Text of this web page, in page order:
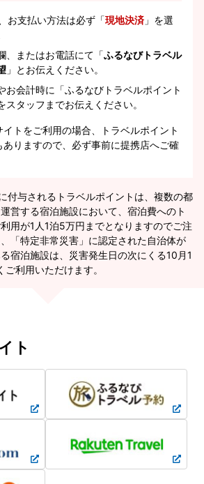
お支払い方法は必ず「現地決済 」を選
、またはお電話にて「ふるなびトラベル
」とお伝えください。
お会計時に「ふるなびトラベルポイント
スタッフまでお伝えください。
トをご利用の場合、トラベルポイント
りますので、必ず事前に提携店へご確
付与されるトラベルポイントは、複数の都
営する宿泊施設において、宿泊費へのト
用が1人1泊5万円までとなりますのでご注
「特定非常災害」に認定された自治体が
宿泊施設は、災害発生日の次にくる10月1
利用いただけます。
ト